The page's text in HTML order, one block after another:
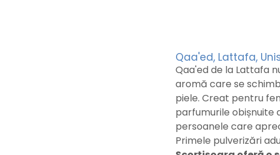
Qaa'ed, Lattafa,
Qaa'ed de la Lattafa
aromă care se
piele. Creat pentru
parfumurile obișnuite
persoanele care
Primele pulverizări